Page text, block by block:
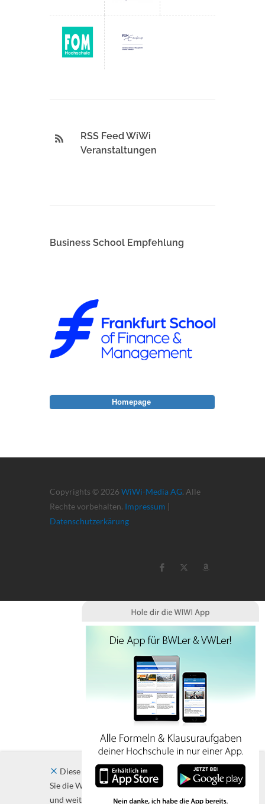
RSS Feed WiWi
Veranstaltungen
Business School Empfehlung
Copyrights © 2026 WiWi-Media AG. Alle
Rechte vorbehalten. Impressum |
Datenschutzerkärung
Diese Website verwendet Cookies. Indem
Sie die Website und ihre Angebote nutzen
und weiter navigieren, akzeptieren Sie diese
Homepage